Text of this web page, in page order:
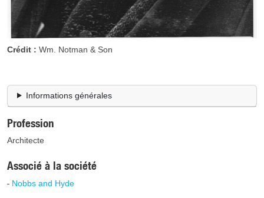
Crédit : Wm. Notman & Son
Informations générales
Profession
Architecte
Associé à la société
Nobbs and Hyde